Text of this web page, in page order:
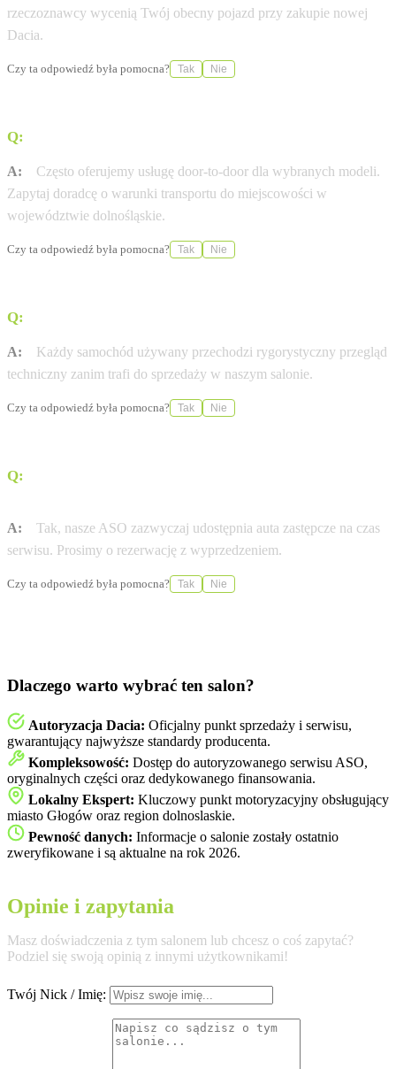
rzeczoznawcy wycenią Twój obecny pojazd przy zakupie nowej
Dacia.
Czy ta odpowiedź była pomocna? Tak Nie
Q:
A:
Często oferujemy usługę door-to-door dla wybranych modeli.
Zapytaj doradcę o warunki transportu do miejscowości w
województwie dolnośląskie.
Czy ta odpowiedź była pomocna? Tak Nie
Q:
A:
Każdy samochód używany przechodzi rygorystyczny przegląd
techniczny zanim trafi do sprzedaży w naszym salonie.
Czy ta odpowiedź była pomocna? Tak Nie
Q:
A:
Tak, nasze ASO zazwyczaj udostępnia auta zastępcze na czas
serwisu. Prosimy o rezerwację z wyprzedzeniem.
Czy ta odpowiedź była pomocna? Tak Nie
Dlaczego warto wybrać ten salon?
Autoryzacja Dacia: Oficjalny punkt sprzedaży i serwisu,
gwarantujący najwyższe standardy producenta.
Kompleksowość: Dostęp do autoryzowanego serwisu ASO,
oryginalnych części oraz dedykowanego finansowania.
Lokalny Ekspert: Kluczowy punkt motoryzacyjny obsługujący
miasto Głogów oraz region dolnoslaskie.
Pewność danych: Informacje o salonie zostały ostatnio
zweryfikowane i są aktualne na rok 2026.
Opinie i zapytania
Masz doświadczenia z tym salonem lub chcesz o coś zapytać?
Podziel się swoją opinią z innymi użytkownikami!
Twój Nick / Imię: